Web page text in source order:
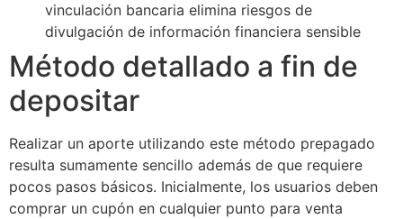
vinculación bancaria elimina riesgos de
divulgación de información financiera sensible
Método detallado a fin de
depositar
Realizar un aporte utilizando este método prepagado
resulta sumamente sencillo además de que requiere
pocos pasos básicos. Inicialmente, los usuarios deben
comprar un cupón en cualquier punto para venta